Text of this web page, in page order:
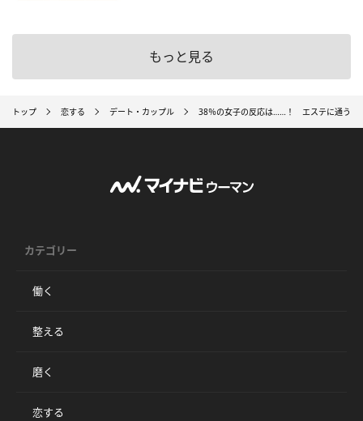
もっと見る
トップ 恋する デート・カップル 38％の女子の反応は……！ エステに通う女
カテゴリー
働く
整える
磨く
恋する